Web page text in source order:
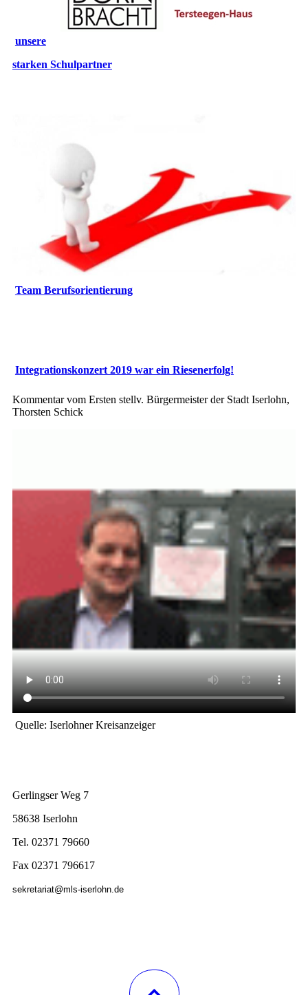
unsere
starken Schulpartner
Team Berufsorientierung
Integrationskonzert 2019 war ein Riesenerfolg!
Kommentar vom Ersten stellv. Bürgermeister der Stadt Iserlohn,
Thorsten Schick
Quelle: Iserlohner Kreisanzeiger
Gerlingser Weg 7
58638 Iserlohn
Tel. 02371 79660
Fax 02371 796617
sekretariat@mls-iserlohn.de